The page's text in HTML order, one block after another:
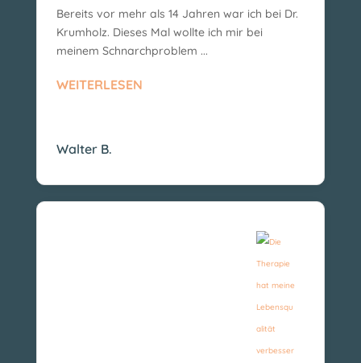
Bereits vor mehr als 14 Jahren war ich bei Dr.
Krumholz. Dieses Mal wollte ich mir bei
meinem Schnarchproblem ...
WEITERLESEN
Walter B.